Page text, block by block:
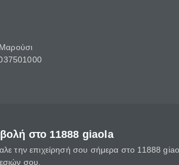
στο 11888 giaola
την επιχείρησή σου σήμερα στο 11888
σου.